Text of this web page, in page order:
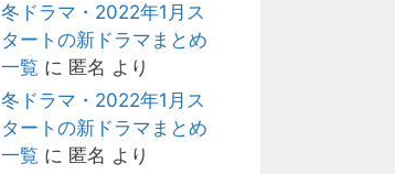
冬ドラマ・2022年1月ス
タートの新ドラマまとめ
一覧 に 匿名 より
冬ドラマ・2022年1月ス
タートの新ドラマまとめ
一覧 に 匿名 より